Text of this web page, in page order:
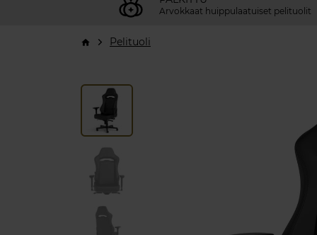
Arvokkaat huippulaatuiset pelituolit
arrow_forward_ios Pelituoli